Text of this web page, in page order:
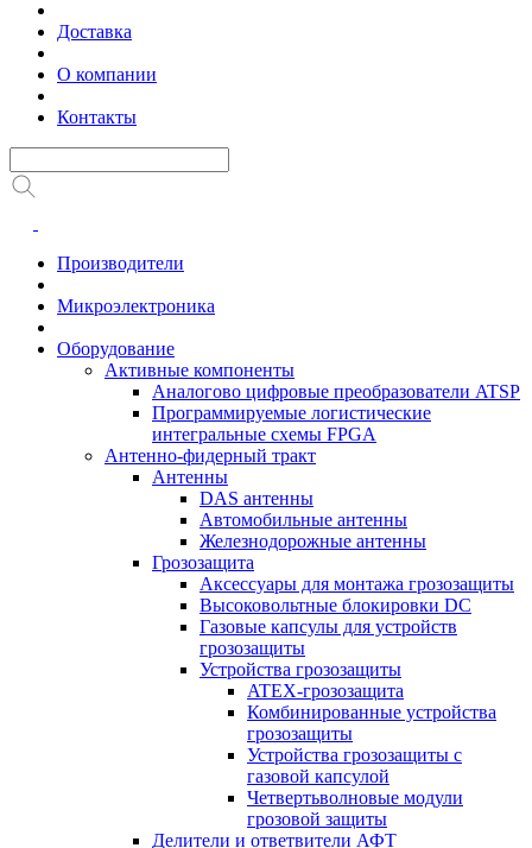
Доставка
О компании
Контакты
Производители
Микроэлектроника
Оборудование
Активные компоненты
Аналогово цифровые преобразователи ATSP
Программируемые логистические
интегральные схемы FPGA
Антенно-фидерный тракт
Антенны
DAS антенны
Автомобильные антенны
Железнодорожные антенны
Грозозащита
Аксессуары для монтажа грозозащиты
Высоковольтные блокировки DC
Газовые капсулы для устройств
грозозащиты
Устройства грозозащиты
ATEX-грозозащита
Комбинированные устройства
грозозащиты
Устройства грозозащиты с
газовой капсулой
Четвертьволновые модули
грозовой защиты
Делители и ответвители АФТ